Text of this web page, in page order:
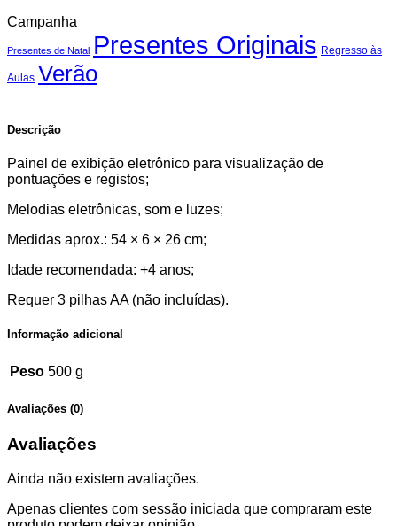
Campanha
Presentes de Natal Presentes Originais Regresso às
Aulas Verão
Descrição
Painel de exibição eletrônico para visualização de
pontuações e registos;
Melodias eletrônicas, som e luzes;
Medidas aprox.: 54 × 6 × 26 cm;
Idade recomendada: +4 anos;
Requer 3 pilhas AA (não incluídas).
Informação adicional
Peso 500 g
Avaliações (0)
Avaliações
Ainda não existem avaliações.
Apenas clientes com sessão iniciada que compraram este